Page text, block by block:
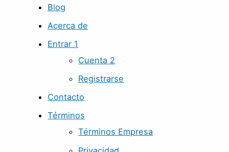
Blog
Acerca de
Entrar 1
Cuenta 2
Registrarse
Contacto
Términos
Términos Empresa